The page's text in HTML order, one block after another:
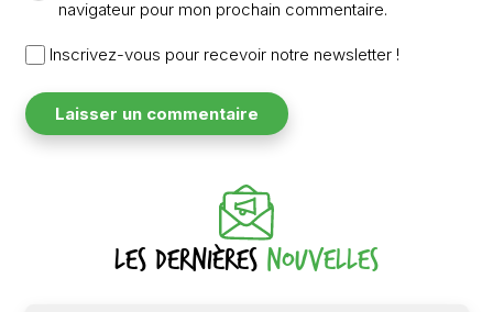
navigateur pour mon prochain commentaire.
Inscrivez-vous pour recevoir notre newsletter !
Laisser un commentaire
Les dernières nouvelles